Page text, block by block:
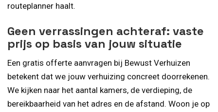
routeplanner haalt.
Geen verrassingen achteraf: vaste
prijs op basis van jouw situatie
Een gratis offerte aanvragen bij Bewust Verhuizen
betekent dat we jouw verhuizing concreet doorrekenen.
We kijken naar het aantal kamers, de verdieping, de
bereikbaarheid van het adres en de afstand. Woon je op